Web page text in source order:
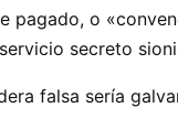
pagado, o
secreto
falsa sería